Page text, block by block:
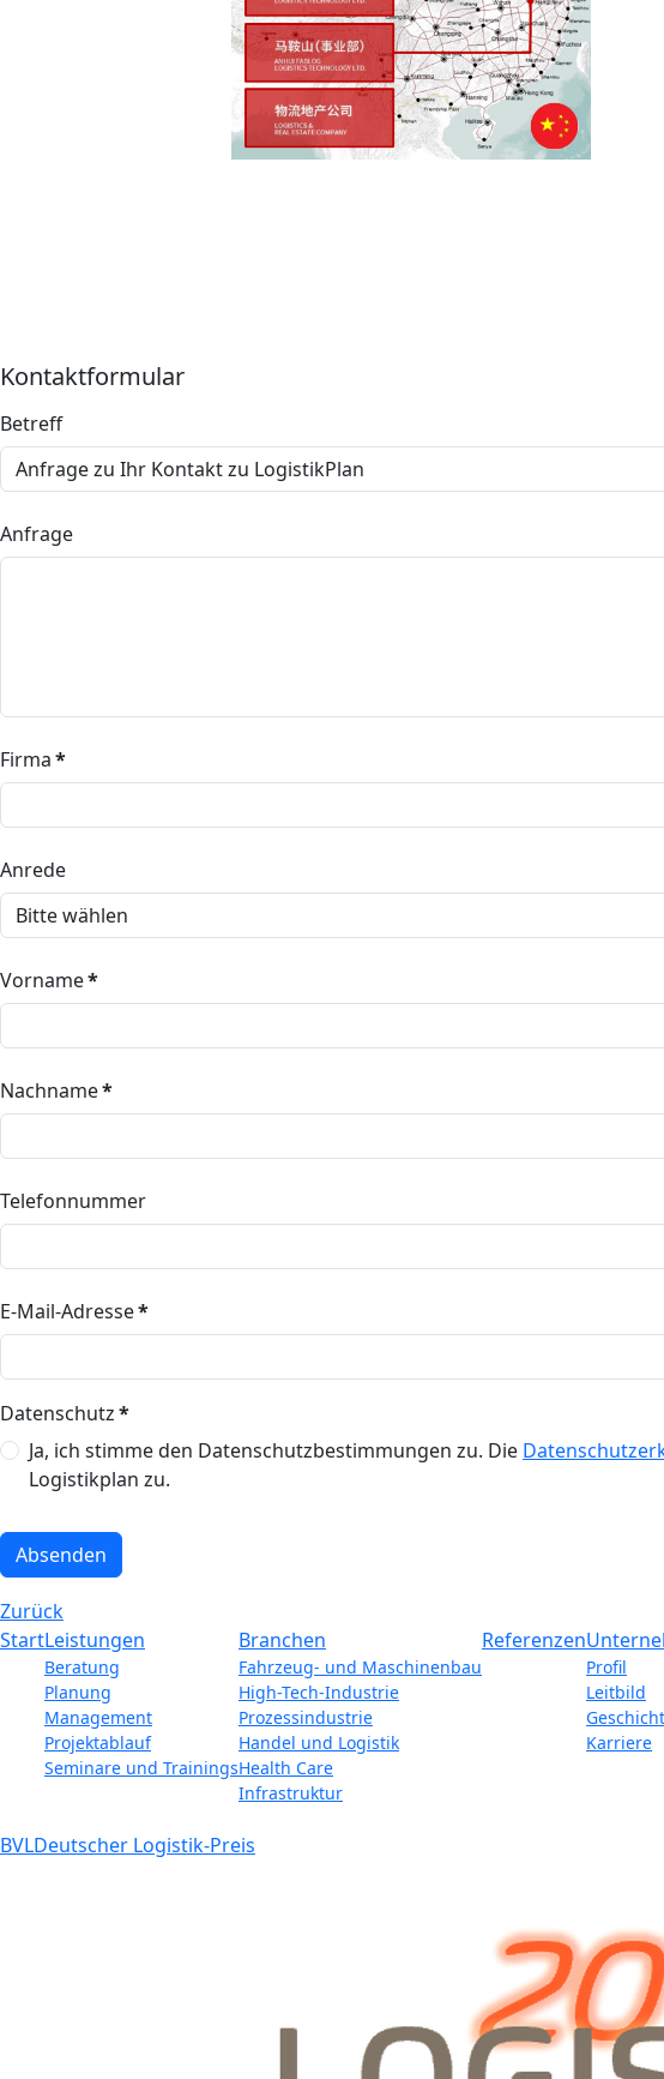
Kontaktformular
Betreff
Anfrage
Firma*
Anrede
Vorname*
Nachname*
Telefonnummer
E-Mail-Adresse*
Datenschutz*
Ja, ich stimme den Datenschutzbestimmungen zu. Die
Logistikplan zu.
Absenden
Zurück
StartLeistungen
Beratung
Planung
Management
Projektablauf
Seminare und Trainings
Branchen
Fahrzeug- und Maschinenbau
High-Tech-Industrie
Prozessindustrie
Handel und Logistik
Health Care
Infrastruktur
Referenzen
Profil
Leitbild
Karriere
BVLDeutscher Logistik-Preis